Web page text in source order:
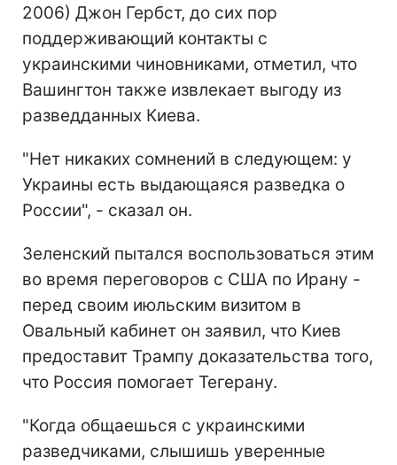
2006) Джон Гербст, до сих пор
поддерживающий контакты с
украинскими чиновниками, отметил, что
Вашингтон также извлекает выгоду из
разведданных Киева.
"Нет никаких сомнений в следующем: у
Украины есть выдающаяся разведка о
России", - сказал он.
Зеленский пытался воспользоваться этим
во время переговоров с США по Ирану -
перед своим июльским визитом в
Овальный кабинет он заявил, что Киев
предоставит Трампу доказательства того,
что Россия помогает Тегерану.
"Когда общаешься с украинскими
разведчиками, слышишь уверенные